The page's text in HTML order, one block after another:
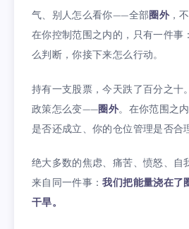
气、别人怎么看你——全部圈外，
在你控制范围之内的，只有一件事
么判断，你接下来怎么行动。
持有一支股票，今天跌了百分之十
政策怎么变——圈外。在你范围之
是否还成立、你的仓位管理是否合
绝大多数的焦虑、痛苦、愤怒、自
来自同一件事：我们把能量浇在了
干旱。